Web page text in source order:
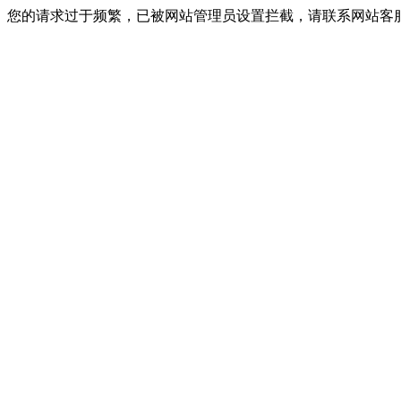
您的请求过于频繁，已被网站管理员设置拦截，请联系网站客